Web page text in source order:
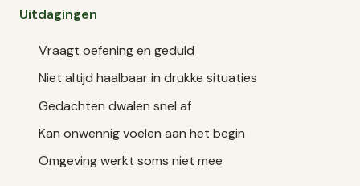
Uitdagingen
Vraagt oefening en geduld
Niet altijd haalbaar in drukke situaties
Gedachten dwalen snel af
Kan onwennig voelen aan het begin
Omgeving werkt soms niet mee